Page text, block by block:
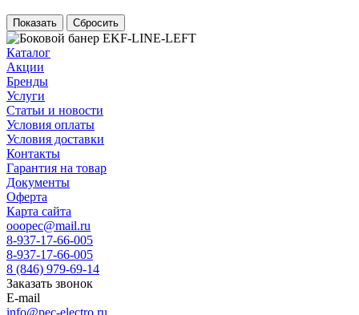
Сбросить
Каталог
Акции
Бренды
Услуги
Статьи и новости
Условия оплаты
Условия доставки
Контакты
Гарантия на товар
Документы
Оферта
Карта сайта
ooopec@mail.ru
8-937-17-66-005
8-937-17-66-005
8 (846) 979-69-14
Заказать звонок
E-mail
info@pec-electro.ru